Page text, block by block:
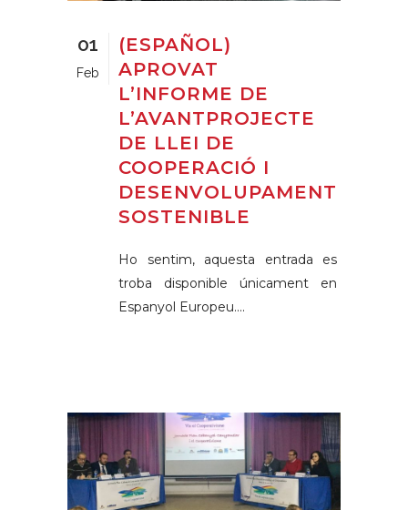
01
Feb
(ESPAÑOL)
APROVAT
L’INFORME DE
L’AVANTPROJECTE
DE LLEI DE
COOPERACIÓ I
DESENVOLUPAMENT
SOSTENIBLE
Ho sentim, aquesta entrada es
troba disponible únicament en
Espanyol Europeu....